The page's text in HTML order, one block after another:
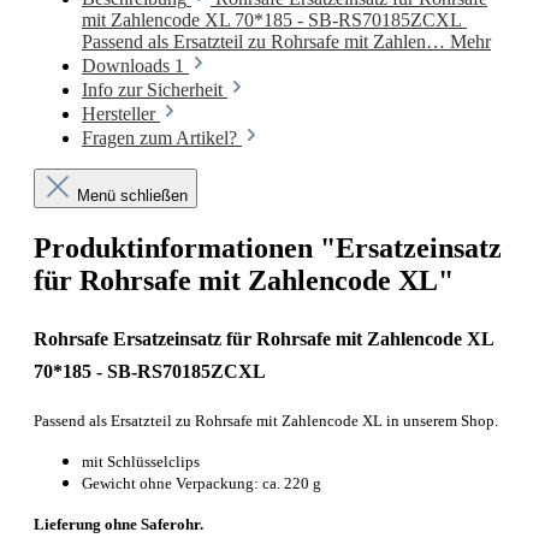
mit Zahlencode XL 70*185 - SB-RS70185ZCXL
Passend als Ersatzteil zu Rohrsafe mit Zahlen… Mehr
Downloads 1
Info zur Sicherheit
Hersteller
Fragen zum Artikel?
Menü schließen
Produktinformationen "Ersatzeinsatz
für Rohrsafe mit Zahlencode XL"
Rohrsafe Ersatzeinsatz für Rohrsafe mit Zahlencode XL
70*185 - SB-RS70185ZCXL
Passend als Ersatzteil zu Rohrsafe mit Zahlencode XL in unserem Shop.
mit Schlüsselclips
Gewicht ohne Verpackung: ca. 220 g
Lieferung ohne Saferohr.